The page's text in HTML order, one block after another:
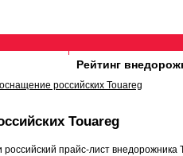
Рейтинг
российских Touareg
Touareg
прайс-лист внедорожника